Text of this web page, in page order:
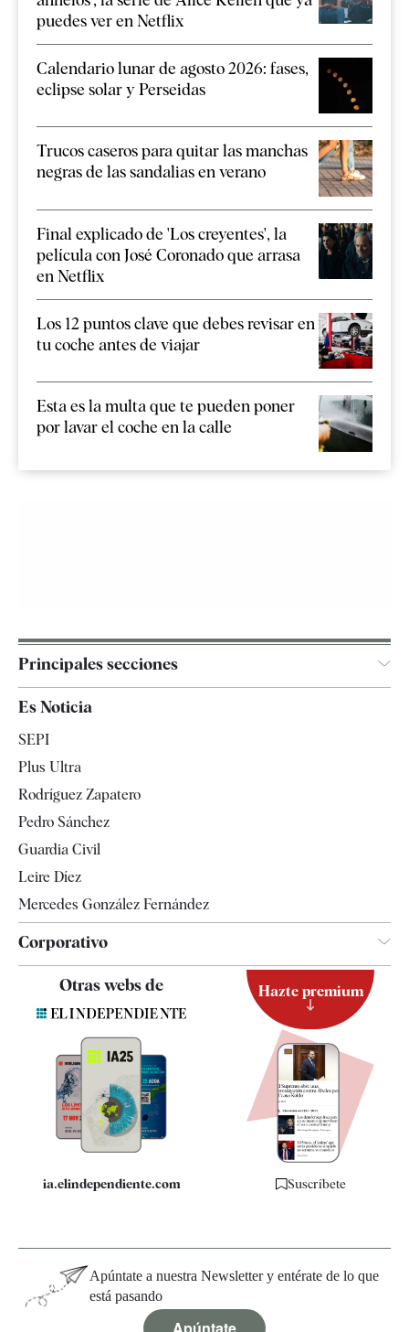
puedes ver en Netflix
Calendario lunar de agosto 2026: fases,
eclipse solar y Perseidas
Trucos caseros para quitar las manchas
negras de las sandalias en verano
Final explicado de 'Los creyentes', la
película con José Coronado que arrasa
en Netflix
Los 12 puntos clave que debes revisar en
tu coche antes de viajar
Esta es la multa que te pueden poner
por lavar el coche en la calle
Principales secciones
Televisión
Es Noticia
SEPI
Plus Ultra
Rodríguez Zapatero
Pedro Sánchez
Guardia Civil
Leire Díez
Mercedes González Fernández
Corporativo
Quiénes somos
Especificaciones
Otras webs de
ia.elindependiente.com
Hazte premium
Suscríbete
Apúntate a nuestra Newsletter y entérate de lo que
está pasando
Apúntate